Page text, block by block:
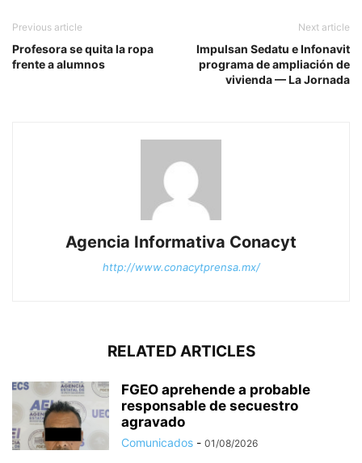
Previous article
Profesora se quita la ropa
frente a alumnos
Next article
Impulsan Sedatu e Infonavit
programa de ampliación de
vivienda — La Jornada
Agencia Informativa Conacyt
http://www.conacytprensa.mx/
RELATED ARTICLES
FGEO aprehende a probable
responsable de secuestro
agravado
Comunicados - 01/08/2026